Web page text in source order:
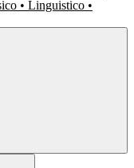
• Linguistico •